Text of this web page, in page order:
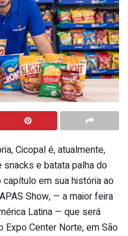
Cicopal é, atualmente,
e batata palha do
capítulo em sua história ao
Show, — a maior feira
Latina — que será
Expo Center Norte, em São